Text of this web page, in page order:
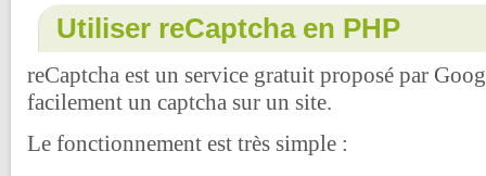
Utiliser reCaptcha en PHP
reCaptcha est un service gratuit proposé par
facilement un captcha sur un site.
Le fonctionnement est très simple :